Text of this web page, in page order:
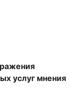
услуг мнения